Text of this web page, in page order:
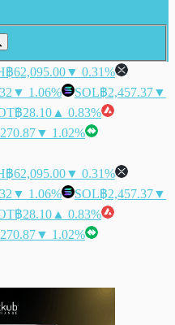
฿62,095.00▼ 0.31%
▼ 1.06% SOL฿2,457.37▼
฿28.10 ▲ 0.83%
▼ 1.02%
฿62,095.00▼ 0.31%
▼ 1.06% SOL฿2,457.37▼
฿28.10 ▲ 0.83%
▼ 1.02%